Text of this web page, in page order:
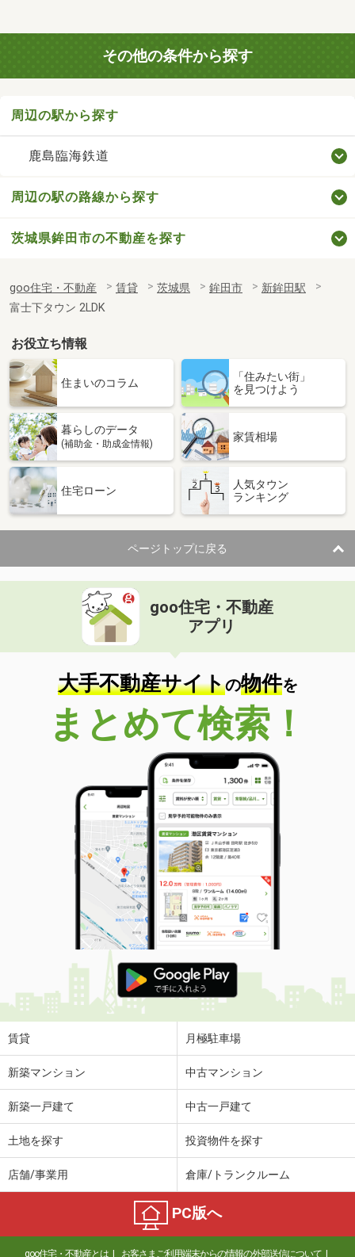
その他の条件から探す
周辺の駅から探す
鹿島臨海鉄道
周辺の駅の路線から探す
茨城県鉾田市の不動産を探す
goo住宅・不動産 賃貸 茨城県 鉾田市
新鉾田駅
富士下タウン 2LDK
お役立ち情報
住まいのコラム
「住みたい街」
を見つけよう
暮らしのデータ
(補助金・助成金情報)
家賃相場
住宅ローン
人気タウン
ランキング
ページトップに戻る
goo住宅・不動産
アプリ
大手不動産サイトの物件を
まとめて検索！
賃貸 月極駐車場
新築マンション 中古マンション
新築一戸建て 中古一戸建て
土地を探す 投資物件を探す
店舗/事業用 倉庫/トランクルーム
PC版へ
goo住宅・不動産とは お客さまご利用端末からの情報の外部送信について